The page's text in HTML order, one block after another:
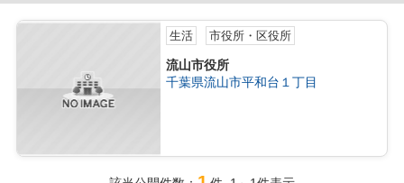
生活 市役所・区役所
流山市役所
千葉県流山市平和台１丁目